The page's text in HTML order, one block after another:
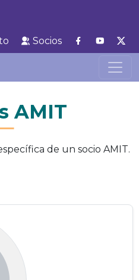
Socios
AMIT
de un socio AMIT.